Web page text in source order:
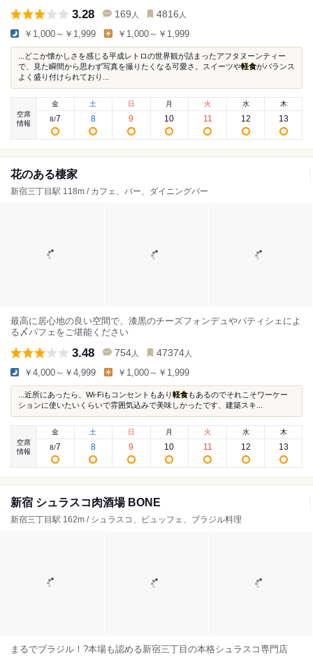
3.28 169 人 4816 人
￥1,000～￥1,999 ￥1,000～￥1,999
...どこか懐かしさを感じる平成レトロの世界観が詰まったアフタヌーンティー
で、見た瞬間から思わず写真を撮りたくなる可愛さ。スイーツや軽食がバランス
よく盛り付けられており...
空席
情報
金
8/7
土
8
日
9
月
10
火
11
水
12
木
13
花のある棲家
新宿三丁目駅 118m / カフェ、バー、ダイニングバー
最高に居心地の良い空間で、漆黒のチーズフォンデュやパティシェによ
る〆パフェをご堪能ください
3.48 754 人 47374 人
￥4,000～￥4,999 ￥1,000～￥1,999
...近所にあったら、Wi-Fiもコンセントもあり軽食もあるのでそれこそワーケー
ションに使いたいくらいで雰囲気込みで美味しかったです、建築スキ...
空席
情報
金
8/7
土
8
日
9
月
10
火
11
水
12
木
13
新宿 シュラスコ肉酒場 BONE
新宿三丁目駅 162m / シュラスコ、ビュッフェ、ブラジル料理
まるでブラジル！?本場も認める新宿三丁目の本格シュラスコ専門店